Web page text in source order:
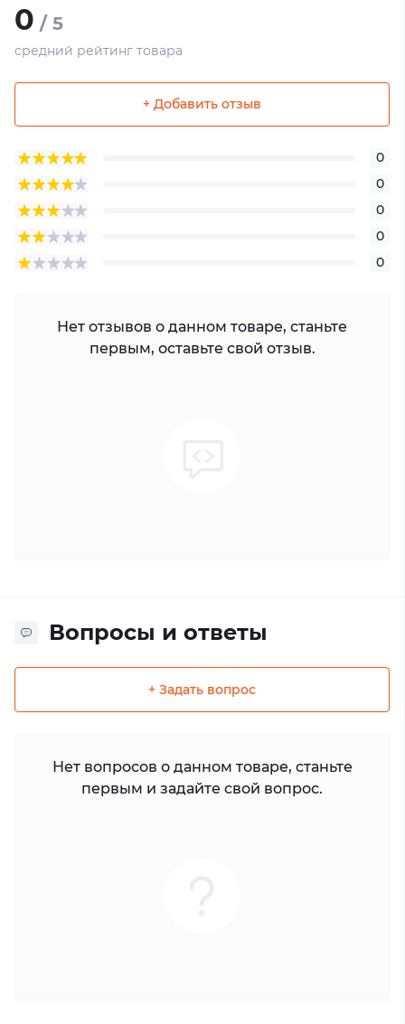
0 / 5
средний рейтинг товара
+ Добавить отзыв
0
0
0
0
0
Нет отзывов о данном товаре, станьте
первым, оставьте свой отзыв.
Вопросы и ответы
+ Задать вопрос
Нет вопросов о данном товаре, станьте
первым и задайте свой вопрос.